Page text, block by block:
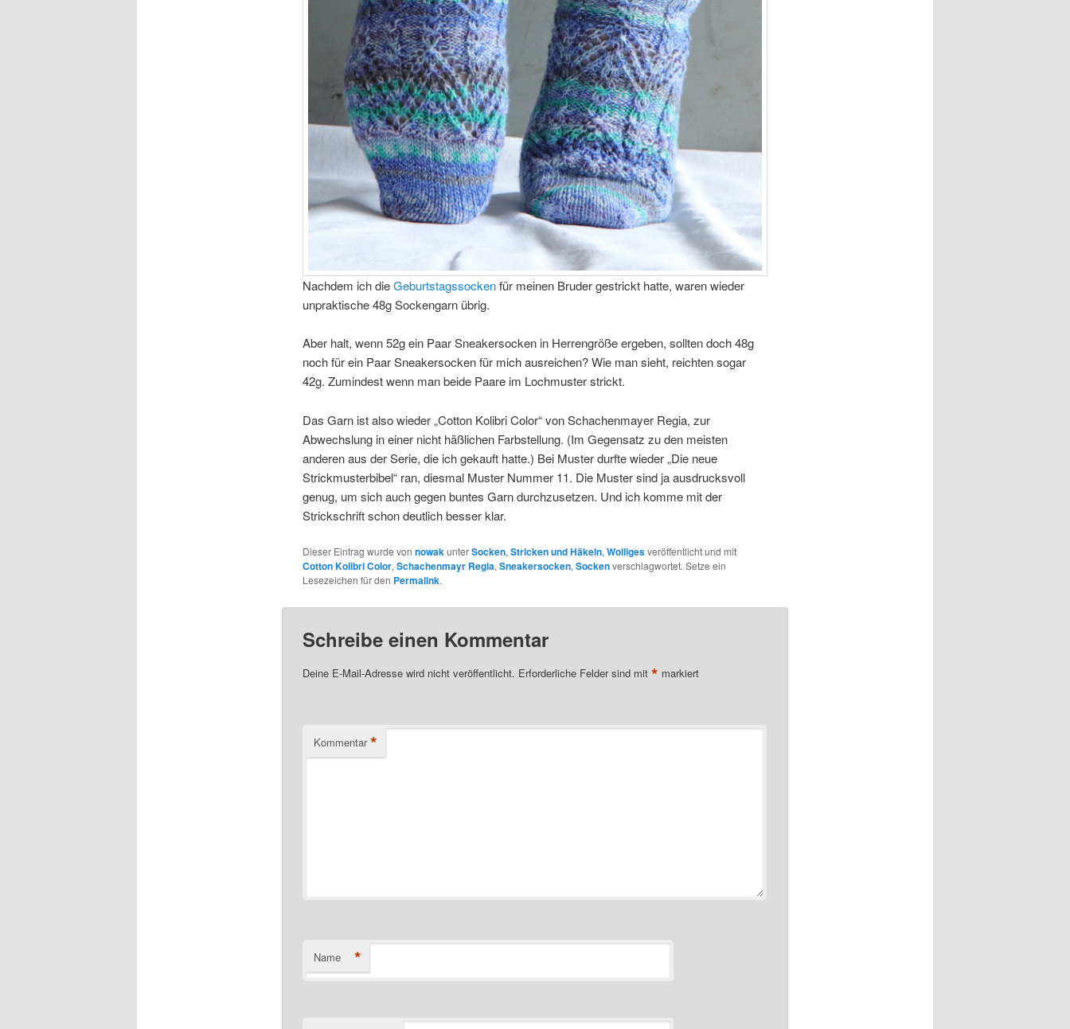
Nachdem ich dieGeburtstagssockenfür meinen Bruder gestrickt hatte, waren wieder
unpraktische 48g Sockengarn übrig.
Aber halt, wenn 52g ein Paar Sneakersocken in Herrengröße ergeben, sollten doch 48g
noch für ein Paar Sneakersocken für mich ausreichen? Wie man sieht, reichten sogar
42g. Zumindest wenn man beide Paare im Lochmuster strickt.
Das Garn ist also wieder „Cotton Kolibri Color“ von Schachenmayer Regia, zur
Abwechslung in einer nicht häßlichen Farbstellung. (Im Gegensatz zu den meisten
anderen aus der Serie, die ich gekauft hatte.) Bei Muster durfte wieder „Die neue
Strickmusterbibel“ ran, diesmal Muster Nummer 11. Die Muster sind ja ausdrucksvoll
genug, um sich auch gegen buntes Garn durchzusetzen. Und ich komme mit der
Strickschrift schon deutlich besser klar.
Dieser Eintrag wurde von nowakunterSocken, Stricken und Häkeln, Wolligesveröffentlicht und mit
Cotton Kolibri Color, Schachenmayr Regia, Sneakersocken, Sockenverschlagwortet. Setze ein
Lesezeichen für den Permalink.
Schreibe einen Kommentar
Deine E-Mail-Adresse wird nicht veröffentlicht. Erforderliche Felder sind mit * markiert
Kommentar *
Name *